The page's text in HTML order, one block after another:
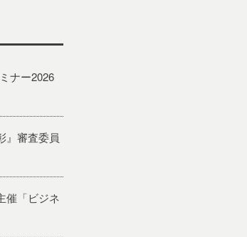
ナー2026
』審査委員
催「ビジネ